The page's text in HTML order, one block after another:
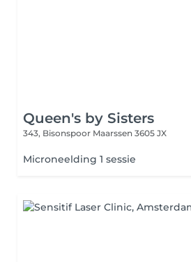
Queen's by Sisters
343, Bisonspoor Maarssen 3605 JX
Microneelding 1 sessie